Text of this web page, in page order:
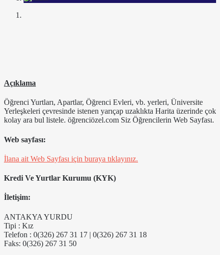
Açıklama
Öğrenci Yurtları, Apartlar, Öğrenci Evleri, vb. yerleri, Üniversite
Yerleşkeleri çevresinde istenen yarıçap uzaklıkta Harita üzerinde çok
kolay ara bul listele. öğrenciözel.com Siz Öğrencilerin Web Sayfası.
Web sayfası:
İlana ait Web Sayfası için buraya tıklayınız.
Kredi Ve Yurtlar Kurumu (KYK)
İletişim:
ANTAKYA YURDU
Tipi : Kız
Telefon : 0(326) 267 31 17 | 0(326) 267 31 18
Faks: 0(326) 267 31 50